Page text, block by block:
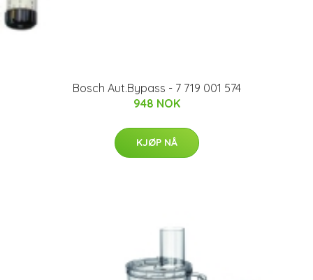
Bosch Aut.Bypass - 7 719 001 574
948 NOK
KJØP NÅ